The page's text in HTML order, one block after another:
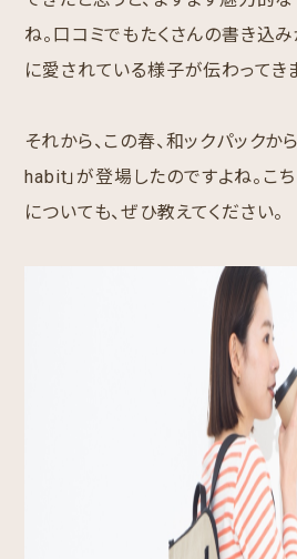
ね。口コミでもたくさんの書き込み
に愛されている様子が伝わってき
それから、この春、和ックパックか
habit」が登場したのですよね。こ
についても、ぜひ教えてください。